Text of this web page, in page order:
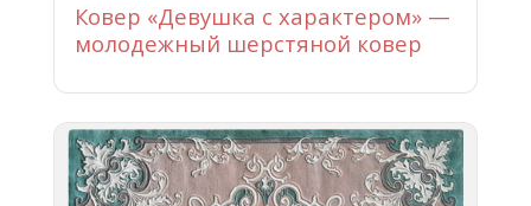
Ковер «Девушка с характером» —
молодежный шерстяной ковер